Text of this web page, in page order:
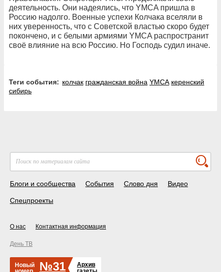
деятельность. Они надеялись, что YMCA пришла в
Россию надолго. Военные успехи Колчака вселяли в
них уверенность, что с Советской властью скоро будет
покончено, и с белыми армиями YMCA распространит
своё влияние на всю Россию. Но Господь судил иначе.
Теги события: колчак гражданская война YMCA керенский
сибирь
Блоги и сообщества События Слово дня Видео
Спецпроекты
О нас Контактная информация
День ТВ
Новый
№31
Архив